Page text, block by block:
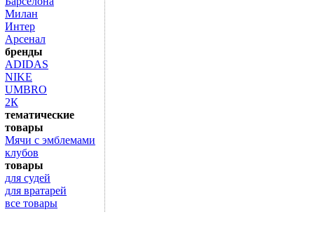
Милан
Интер
Арсенал
бренды
ADIDAS
NIKE
UMBRO
2К
тематические
товары
Мячи с эмблемами
клубов
товары
для судей
для вратарей
все товары